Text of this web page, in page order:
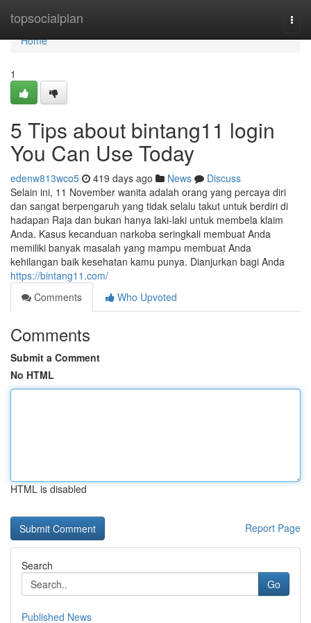
topsocialplan
Home
Home
1
5 Tips about bintang11 login
You Can Use Today
edenw813wco5 419 days ago News
Discuss
Selain ini, 11 November wanita adalah orang yang percaya diri
dan sangat berpengaruh yang tidak selalu takut untuk berdiri di
hadapan Raja dan bukan hanya laki-laki untuk membela klaim
Anda. Kasus kecanduan narkoba seringkali membuat Anda
memiliki banyak masalah yang mampu membuat Anda
kehilangan baik kesehatan kamu punya. Dianjurkan bagi Anda
https://bintang11.com/
Comments
Who Upvoted
Comments
Submit a Comment
No HTML
HTML is disabled
Report Page
Search
Go
Published News